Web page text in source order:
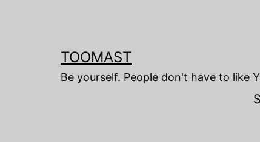
TOOMAST
Be yourself. People don't have to like